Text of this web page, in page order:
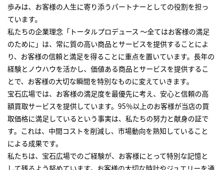
歩みは、お客様の人生に寄り添うパートナーとしての役割を担っ
ています。
私たちの企業理念「トータルプロデュース ～全てはお客様の満足
のために」は、常に質の高い商品とサービスを提供することによ
り、お客様の信頼と満足を得ることに重点を置いています。長年の
経験とノウハウを活かし、価値ある商品とサービスを提供するこ
とで、お客様の大切な瞬間を特別なものに変えていきます。
宝石広場では、お客様の満足度を最優先に考え、安心と信頼の高
額買取サービスを提供しています。95％以上のお客様が当店の買
取価格に満足しているという事実は、私たちの努力と献身の証で
す。これは、中間コストを削減し、市場動向を熟知していること
による成果です。
私たちは、宝石広場でのご経験が、お客様にとって特別な記憶と